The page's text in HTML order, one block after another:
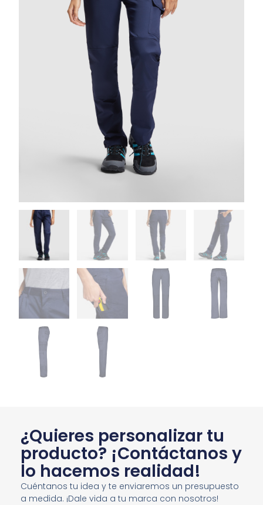
¿Quieres personalizar tu
producto? ¡Contáctanos y
lo hacemos realidad!
Cuéntanos tu idea y te enviaremos un presupuesto
a medida. ¡Dale vida a tu marca con nosotros!